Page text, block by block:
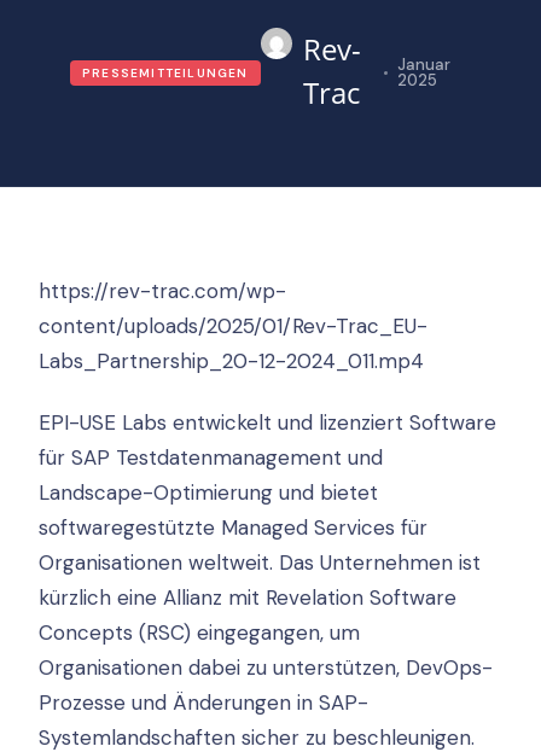
PRESSEMITTEILUNGEN
Rev-
Trac
Januar
2025
https://rev-trac.com/wp-
content/uploads/2025/01/Rev-Trac_EU-
Labs_Partnership_20-12-2024_011.mp4
EPI-USE Labs entwickelt und lizenziert Software
für SAP Testdatenmanagement und
Landscape-Optimierung und bietet
softwaregestützte Managed Services für
Organisationen weltweit. Das Unternehmen ist
kürzlich eine Allianz mit Revelation Software
Concepts (RSC) eingegangen, um
Organisationen dabei zu unterstützen, DevOps-
Prozesse und Änderungen in SAP-
Systemlandschaften sicher zu beschleunigen.